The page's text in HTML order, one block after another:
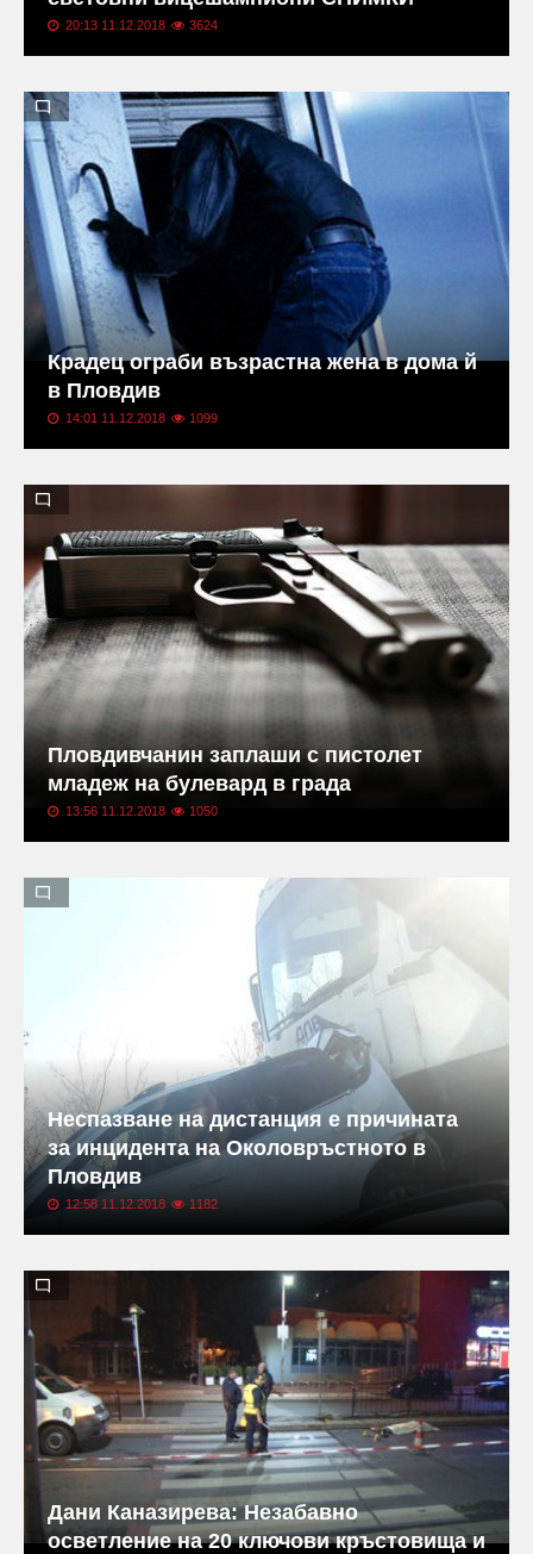
20:13 11.12.2018 3624
Крадец ограби възрастна жена в дома й
в Пловдив
14:01 11.12.2018 1099
Пловдивчанин заплаши с пистолет
младеж на булевард в града
13:56 11.12.2018 1050
Неспазване на дистанция е причината
за инцидента на Околовръстното в
Пловдив
12:58 11.12.2018 1182
Дани Каназирева: Незабавно
осветление на 20 ключови кръстовища и